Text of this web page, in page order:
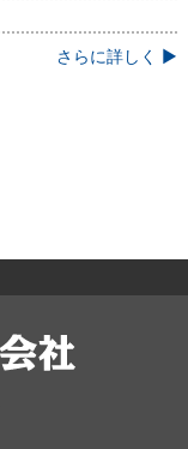
さらに詳しく ▶